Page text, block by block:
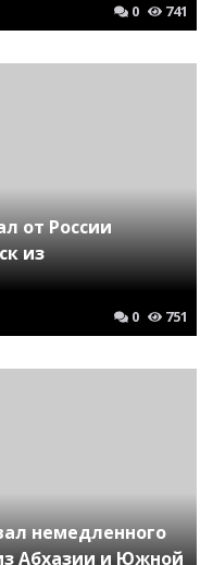
0 741
от России
из
0 751
немедленного
Абхазии и Южной